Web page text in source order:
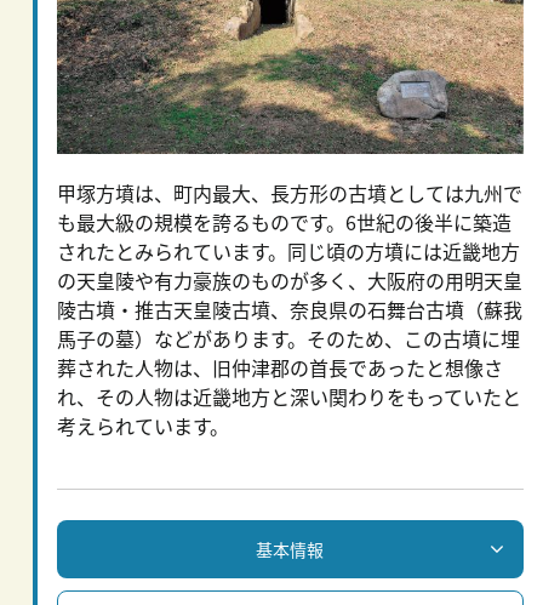
甲塚方墳は、町内最大、長方形の古墳としては九州で
も最大級の規模を誇るものです。6世紀の後半に築造
されたとみられています。同じ頃の方墳には近畿地方
の天皇陵や有力豪族のものが多く、大阪府の用明天皇
陵古墳・推古天皇陵古墳、奈良県の石舞台古墳（蘇我
馬子の墓）などがあります。そのため、この古墳に埋
葬された人物は、旧仲津郡の首長であったと想像さ
れ、その人物は近畿地方と深い関わりをもっていたと
考えられています。
基本情報